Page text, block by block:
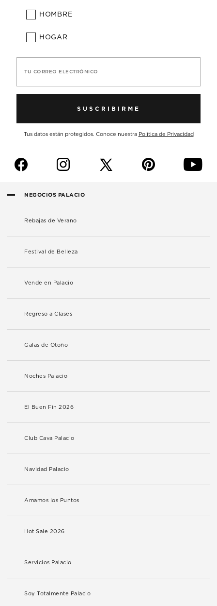
HOMBRE
HOGAR
TU CORREO ELECTRÓNICO
SUSCRIBIRME
Tus datos están protegidos. Conoce nuestra Política de Privacidad
f i p y
NEGOCIOS PALACIO
Rebajas de Verano
Festival de Belleza
Vende en Palacio
Regreso a Clases
Galas de Otoño
Noches Palacio
El Buen Fin 2026
Club Cava Palacio
Navidad Palacio
Amamos los Puntos
Hot Sale 2026
Servicios Palacio
Soy Totalmente Palacio